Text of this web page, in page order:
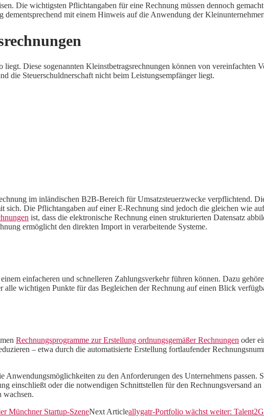
Die wichtigsten Pflichtangaben für eine Rechnung müssen dennoch
mit einem Hinweis auf die Anwendung der
Diese sogenannten Kleinstbetragsrechnungen können von vereinfachten
die Steuerschuldnerschaft nicht beim Leistungsempfänger liegt.
im inländischen B2B-Bereich für Umsatzsteuerzwecke verpflichtend.
sich. Die Pflichtangaben auf einer E-Rechnung sind jedoch die gleichen wie
ist, dass die elektronische Rechnung einen strukturierten Datensatz
ermöglicht den direkten Import in verarbeitende Systeme.
einfacheren und schnelleren Zahlungsverkehr führen können. Dazu
wichtigen Punkte für das Begleichen der Rechnung auf einen Blick
Rechnungsprogramme zur Erstellung ordnungsgemäßer Rechnungen oder
– etwa durch die automatisierte Erstellung fortlaufender
Anwendungsmöglichkeiten zu den Anforderungen des Unternehmens passen.
einschließt oder die notwendigen Schnittstellen für den Rechnungsversand
wachsen.
Münchner Startup-SzeneNext Articleallygatr-Portfolio wächst weiter: